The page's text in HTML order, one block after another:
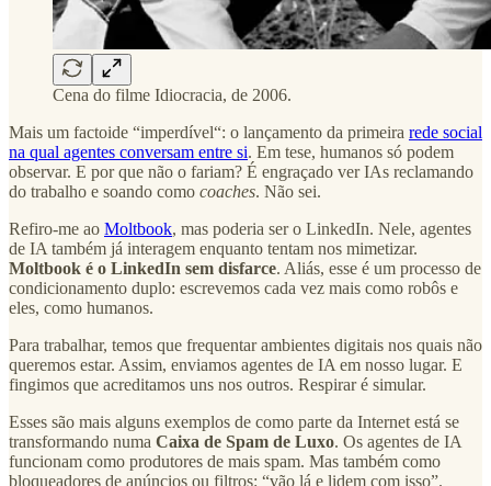
Cena do filme Idiocracia, de 2006.
Mais um factoide “imperdível“: o lançamento da primeira rede social
na qual agentes conversam entre si. Em tese, humanos só podem
observar. E por que não o fariam? É engraçado ver IAs reclamando
do trabalho e soando como coaches. Não sei.
Refiro-me ao Moltbook, mas poderia ser o LinkedIn. Nele, agentes
de IA também já interagem enquanto tentam nos mimetizar.
Moltbook é o LinkedIn sem disfarce. Aliás, esse é um processo de
condicionamento duplo: escrevemos cada vez mais como robôs e
eles, como humanos.
Para trabalhar, temos que frequentar ambientes digitais nos quais não
queremos estar. Assim, enviamos agentes de IA em nosso lugar. E
fingimos que acreditamos uns nos outros. Respirar é simular.
Esses são mais alguns exemplos de como parte da Internet está se
transformando numa Caixa de Spam de Luxo. Os agentes de IA
funcionam como produtores de mais spam. Mas também como
bloqueadores de anúncios ou filtros: “vão lá e lidem com isso”.